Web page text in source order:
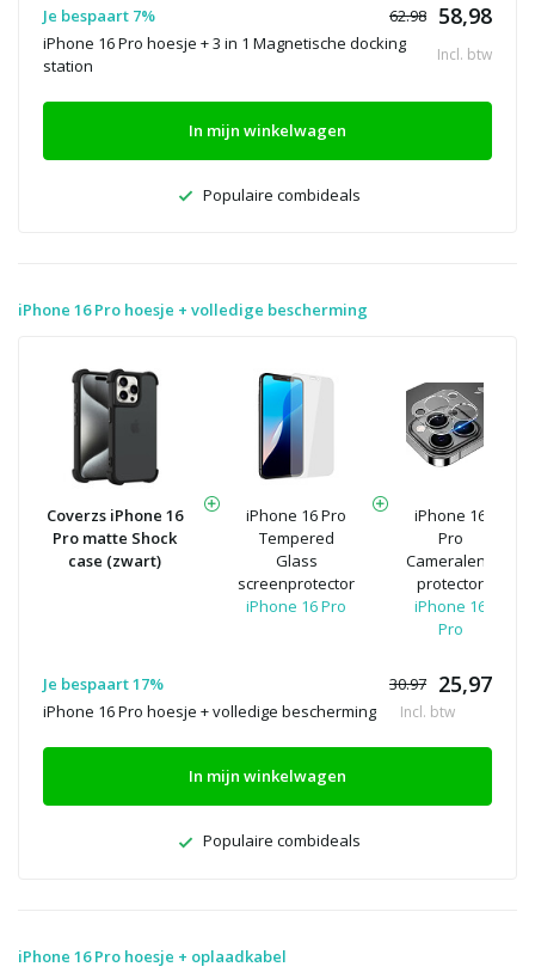
Je bespaart 7% 62.98 58,98
iPhone 16 Pro hoesje + 3 in 1 Magnetische docking
station
Incl. btw
In mijn winkelwagen
Populaire combideals
iPhone 16 Pro hoesje + volledige bescherming
Coverzs iPhone 16
Pro matte Shock
case (zwart)
iPhone 16 Pro
Tempered
Glass
screenprotector
iPhone 16 Pro
iPhone 16
Pro
Cameralens
protector
iPhone 16
Pro
Je bespaart 17% 30.97 25,97
iPhone 16 Pro hoesje + volledige bescherming Incl. btw
In mijn winkelwagen
Populaire combideals
iPhone 16 Pro hoesje + oplaadkabel